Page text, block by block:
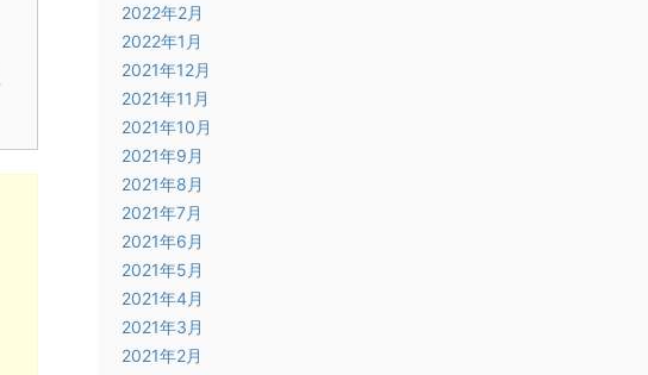
2022年2月
2022年1月
2021年12月
2021年11月
2021年10月
2021年9月
2021年8月
2021年7月
2021年6月
2021年5月
2021年4月
2021年3月
2021年2月